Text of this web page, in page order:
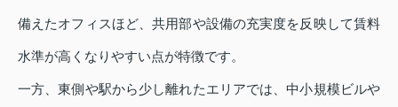
備えたオフィスほど、共用部や設備の充実度を反映して賃料
水準が高くなりやすい点が特徴です。
一方、東側や駅から少し離れたエリアでは、中小規模ビルや